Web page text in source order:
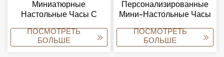
Миниатюрные
Настольные Часы С
Креативным Дизайном.
Поставщик Настольных
ПОСМОТРЕТЬ
БОЛЬШЕ
Персонализированные
Мини-Настольные Часы
Дизайном Циферблата.
Небольшие Настольные
ПОСМОТРЕТЬ
БОЛЬШЕ